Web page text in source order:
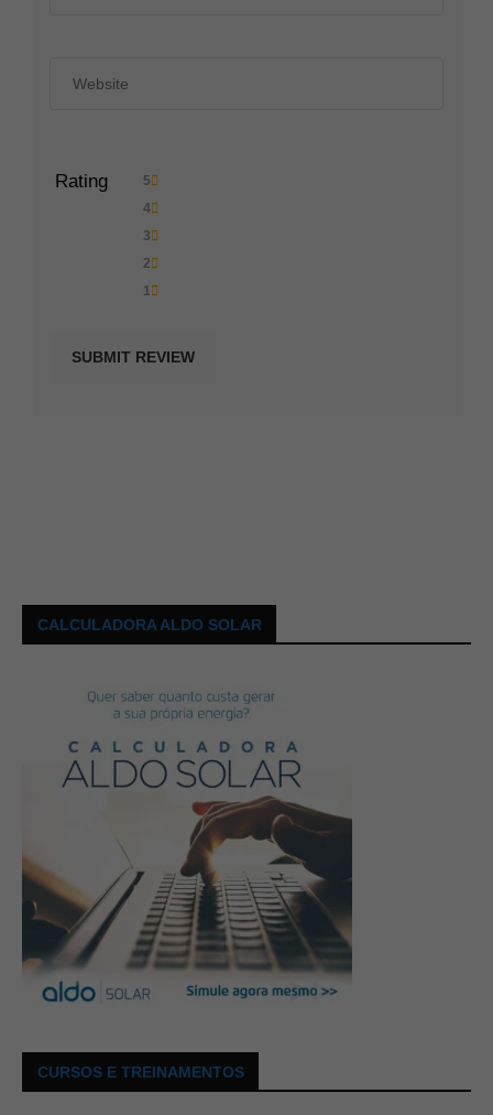
Rating
5
4
3
2
1
CALCULADORA ALDO SOLAR
CURSOS E TREINAMENTOS